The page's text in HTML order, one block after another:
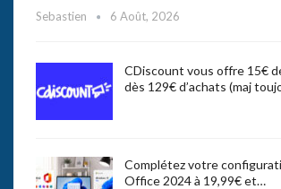
Sebastien 6 Août, 2026
CDiscount vous offre 15€
dès 129€ d’achats (maj
Complétez votre
Office 2024 à 19,99€ et…